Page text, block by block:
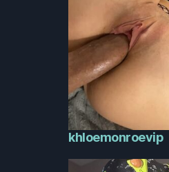
khloemonroevip